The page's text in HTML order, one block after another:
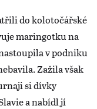
do kolotočářské
maringotku na
v podniku
Zažila však
si dívky
a nabídl jí